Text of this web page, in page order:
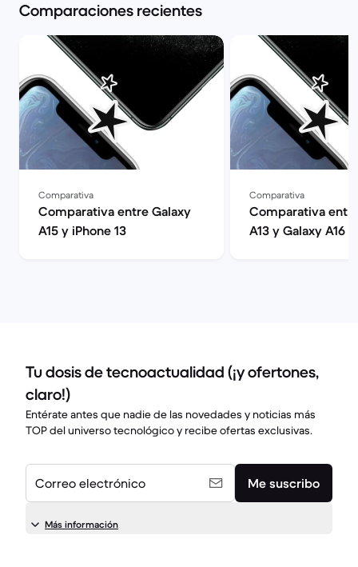
Comparaciones recientes
Comparativa
Comparativa entre Galaxy
A15 y iPhone 13
Comparativa
Comparativa
A13 y Galaxy A16
Tu dosis de tecnoactualidad (¡y ofertones,
claro!)
Entérate antes que nadie de las novedades y noticias más
TOP del universo tecnológico y recibe ofertas exclusivas.
Correo electrónico Me suscribo
Más información